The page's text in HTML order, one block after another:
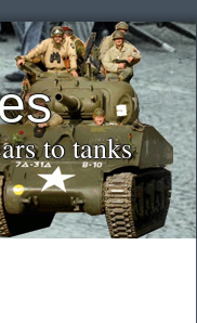
to tanks